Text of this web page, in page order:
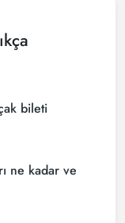
bileti
yapacağın tek
ne kadar ve